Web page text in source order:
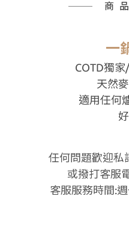
商
一
COTD獨
天然
適用任何
任何問題歡迎私
或撥打客服
客服服務時間: